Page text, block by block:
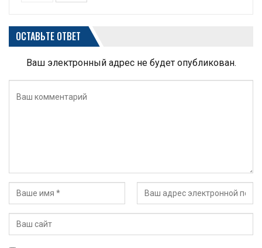
ОСТАВЬТЕ ОТВЕТ
Ваш электронный адрес не будет опубликован.